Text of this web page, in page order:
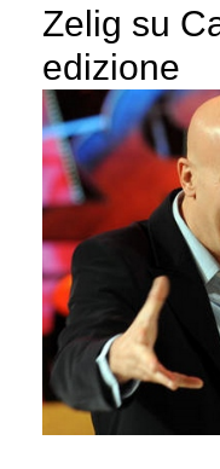
Zelig su
edizione